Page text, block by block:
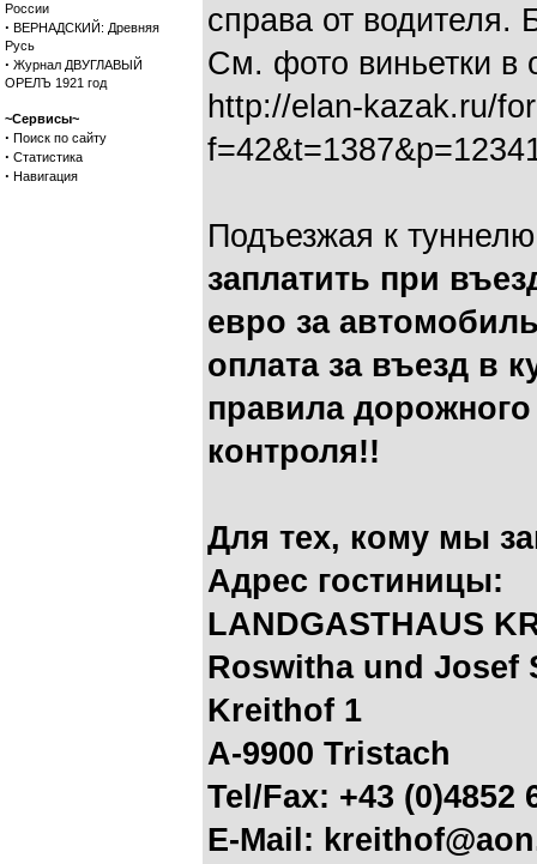
России
· ВЕРНАДСКИЙ: Древняя
Русь
· Журнал ДВУГЛАВЫЙ
ОРЕЛЪ 1921 год
~Сервисы~
· Поиск по сайту
· Статистика
· Навигация
справа от
См. фото виньетки в
http://elan-kazak.ru/
Подъезжая к
заплатить при
евро за
оплата за въезд в
правила
контроля!!
Для тех, кому мы
Адрес гостиницы:
LANDGASTHAUS
Roswitha und Josef
Kreithof 1
A-9900 Tristach
Tel/Fax: +43 (0)4852
E-Mail: